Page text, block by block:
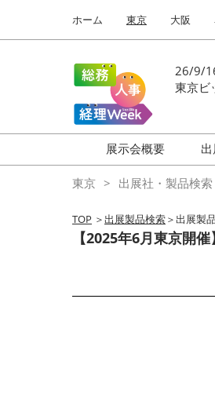
キ
プ
し
て
進
to
ホーム 東京 大阪
26/9/
東京ビ
展示会概要
働き方改革 EXPO
福利厚生 EXPO
東京 出展社・製品検索
TOP ＞出展製品検索＞出展製
【2025年6月東京開